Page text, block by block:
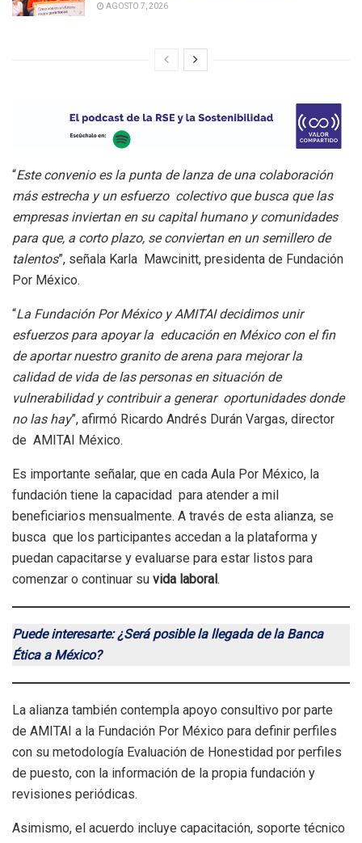
AGOSTO 7, 2026
“Este convenio es la punta de lanza de una colaboración
más estrecha y un esfuerzo colectivo que busca que las
empresas inviertan en su capital humano y comunidades
para que, a corto plazo, se conviertan en un semillero de
talentos”, señala Karla Mawcinitt, presidenta de Fundación
Por México.
“La Fundación Por México y AMITAI decidimos unir
esfuerzos para apoyar la educación en México con el fin
de aportar nuestro granito de arena para mejorar la
calidad de vida de las personas en situación de
vulnerabilidad y contribuir a generar oportunidades donde
no las hay”, afirmó Ricardo Andrés Durán Vargas, director
de AMITAI México.
Es importante señalar, que en cada Aula Por México, la
fundación tiene la capacidad para atender a mil
beneficiarios mensualmente. A través de esta alianza, se
busca que los participantes accedan a la plataforma y
puedan capacitarse y evaluarse para estar listos para
comenzar o continuar su vida laboral .
Puede interesarte: ¿Será posible la llegada de la Banca
Ética a México?
La alianza también contempla apoyo consultivo por parte
de AMITAI a la Fundación Por México para definir perfiles
con su metodología Evaluación de Honestidad por perfiles
de puesto, con la información de la propia fundación y
revisiones periódicas.
Asimismo, el acuerdo incluye capacitación, soporte técnico